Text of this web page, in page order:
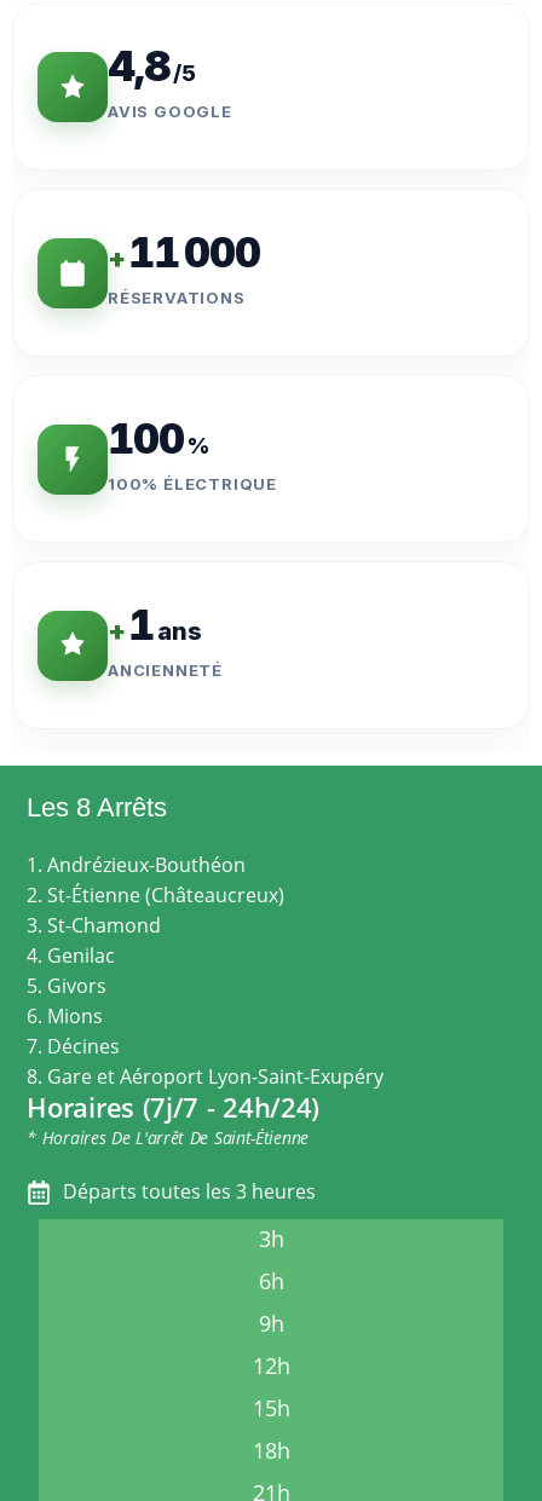
4,8/5
AVIS GOOGLE
+11 000
RÉSERVATIONS
100%
100% ÉLECTRIQUE
+1ans
ANCIENNETÉ
Les 8 Arrêts
1. Andrézieux-Bouthéon
2. St-Étienne (Châteaucreux)
3. St-Chamond
4. Genilac
5. Givors
6. Mions
7. Décines
8. Gare et Aéroport Lyon-Saint-Exupéry
Horaires (7j/7 - 24h/24)
* Horaires De L'arrêt De Saint-Étienne
Départs toutes les 3 heures
3h
6h
9h
12h
15h
18h
21h